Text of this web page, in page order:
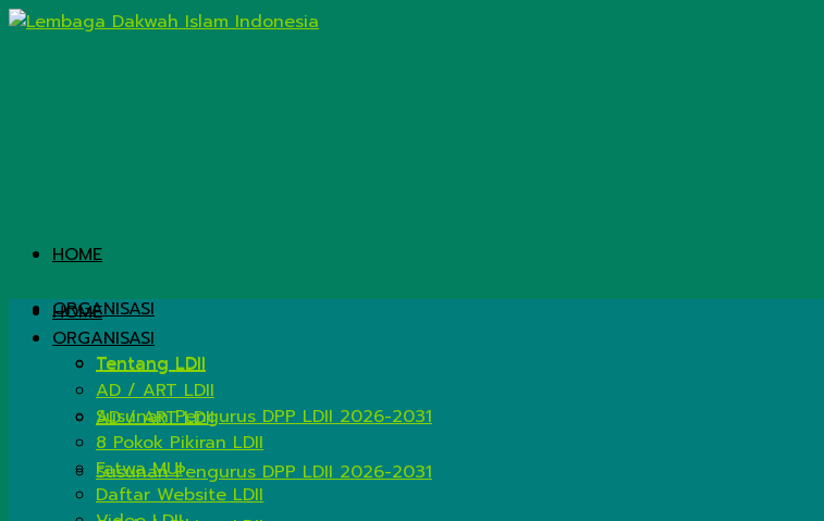
HOME
ORGANISASI
Tentang LDII
AD / ART LDII
Susunan Pengurus DPP LDII 2026-2031
HOME
ORGANISASI
Tentang LDII
AD / ART LDII
Susunan Pengurus DPP LDII 2026-2031
8 Pokok Pikiran LDII
Fatwa MUI
Daftar Website LDII